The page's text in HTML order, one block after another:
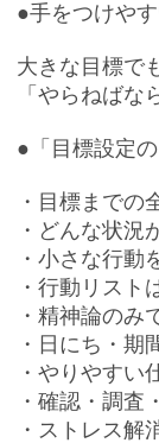
●手をつけや
大きな目標で
「やらねば
●「目標設定の
・目標までの
・どんな状況
・小さな行動
・行動リスト
・精神論のみ
・日にち・期
・やりやすい
・確認・調査
・ストレス解